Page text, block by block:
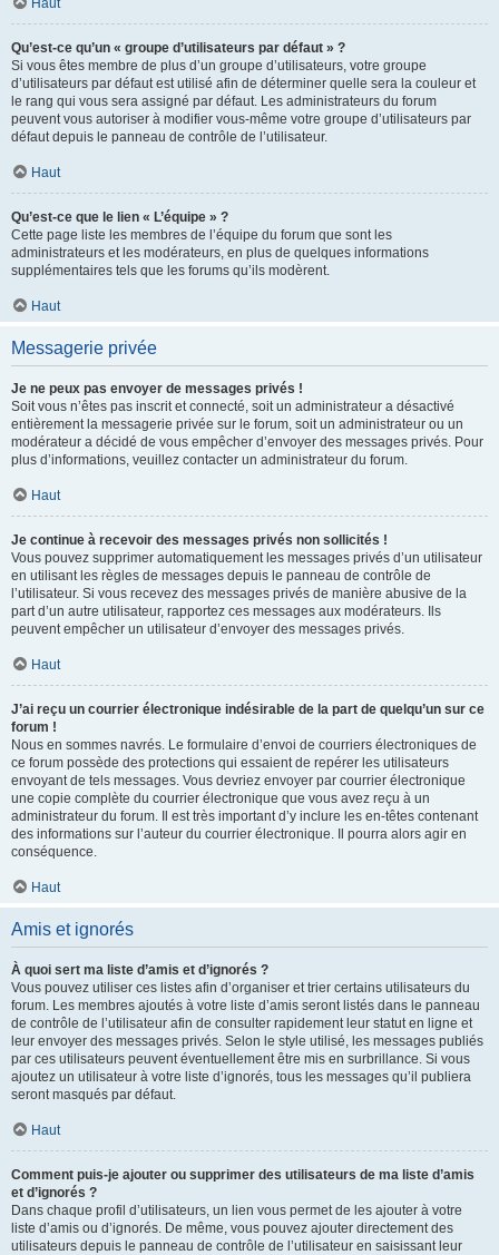
Haut
Qu’est-ce qu’un « groupe d’utilisateurs par défaut » ?
Si vous êtes membre de plus d’un groupe d’utilisateurs, votre groupe
d’utilisateurs par défaut est utilisé afin de déterminer quelle sera la couleur et
le rang qui vous sera assigné par défaut. Les administrateurs du forum
peuvent vous autoriser à modifier vous-même votre groupe d’utilisateurs par
défaut depuis le panneau de contrôle de l’utilisateur.
Haut
Qu’est-ce que le lien « L’équipe » ?
Cette page liste les membres de l’équipe du forum que sont les
administrateurs et les modérateurs, en plus de quelques informations
supplémentaires tels que les forums qu’ils modèrent.
Haut
Messagerie privée
Je ne peux pas envoyer de messages privés !
Soit vous n’êtes pas inscrit et connecté, soit un administrateur a désactivé
entièrement la messagerie privée sur le forum, soit un administrateur ou un
modérateur a décidé de vous empêcher d’envoyer des messages privés. Pour
plus d’informations, veuillez contacter un administrateur du forum.
Haut
Je continue à recevoir des messages privés non sollicités !
Vous pouvez supprimer automatiquement les messages privés d’un utilisateur
en utilisant les règles de messages depuis le panneau de contrôle de
l’utilisateur. Si vous recevez des messages privés de manière abusive de la
part d’un autre utilisateur, rapportez ces messages aux modérateurs. Ils
peuvent empêcher un utilisateur d’envoyer des messages privés.
Haut
J’ai reçu un courrier électronique indésirable de la part de quelqu’un sur ce
forum !
Nous en sommes navrés. Le formulaire d’envoi de courriers électroniques de
ce forum possède des protections qui essaient de repérer les utilisateurs
envoyant de tels messages. Vous devriez envoyer par courrier électronique
une copie complète du courrier électronique que vous avez reçu à un
administrateur du forum. Il est très important d’y inclure les en-têtes contenant
des informations sur l’auteur du courrier électronique. Il pourra alors agir en
conséquence.
Haut
Amis et ignorés
À quoi sert ma liste d’amis et d’ignorés ?
Vous pouvez utiliser ces listes afin d’organiser et trier certains utilisateurs du
forum. Les membres ajoutés à votre liste d’amis seront listés dans le panneau
de contrôle de l’utilisateur afin de consulter rapidement leur statut en ligne et
leur envoyer des messages privés. Selon le style utilisé, les messages publiés
par ces utilisateurs peuvent éventuellement être mis en surbrillance. Si vous
ajoutez un utilisateur à votre liste d’ignorés, tous les messages qu’il publiera
seront masqués par défaut.
Haut
Comment puis-je ajouter ou supprimer des utilisateurs de ma liste d’amis
et d’ignorés ?
Dans chaque profil d’utilisateurs, un lien vous permet de les ajouter à votre
liste d’amis ou d’ignorés. De même, vous pouvez ajouter directement des
utilisateurs depuis le panneau de contrôle de l’utilisateur en saisissant leur